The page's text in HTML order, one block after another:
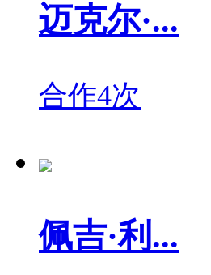
迈克尔·...
合作4次
佩吉·利...